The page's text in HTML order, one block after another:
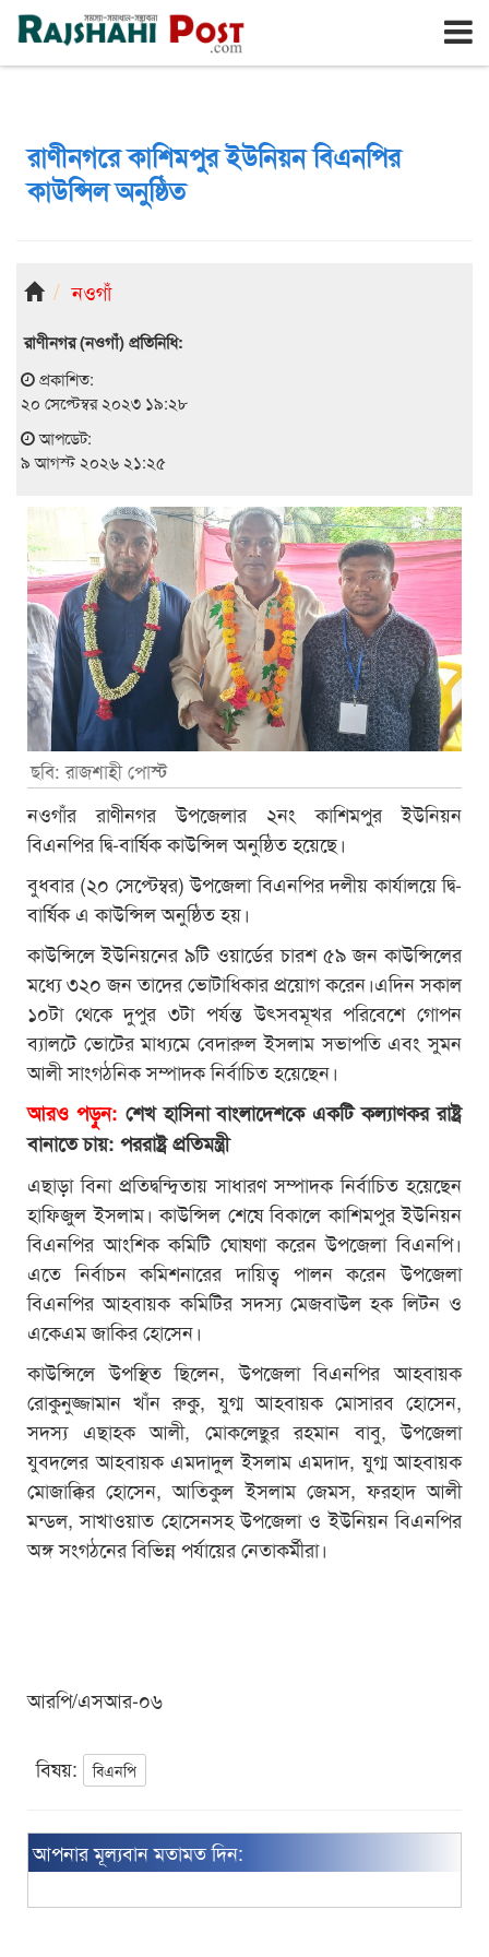
রাজশাহী রবিবার, ৯ই আগস্ট ২০২৬, ২৬শে শ্রাবণ ১৪৩৩
রাণীনগরে কাশিমপুর ইউনিয়ন বিএনপির
কাউন্সিল অনুষ্ঠিত
নওগাঁ
রাণীনগর (নওগাঁ) প্রতিনিধি:
প্রকাশিত:
২০ সেপ্টেম্বর ২০২৩ ১৯:২৮
আপডেট:
৯ আগস্ট ২০২৬ ২১:২৫
ছবি: রাজশাহী পোস্ট
নওগাঁর রাণীনগর উপজেলার ২নং কাশিমপুর ইউনিয়ন
বিএনপির দ্বি-বার্ষিক কাউন্সিল অনুষ্ঠিত হয়েছে।
বুধবার (২০ সেপ্টেম্বর) উপজেলা বিএনপির দলীয় কার্যালয়ে দ্বি-
বার্ষিক এ কাউন্সিল অনুষ্ঠিত হয়।
কাউন্সিলে ইউনিয়নের ৯টি ওয়ার্ডের চারশ ৫৯ জন কাউন্সিলের
মধ্যে ৩২০ জন তাদের ভোটাধিকার প্রয়োগ করেন।এদিন সকাল
১০টা থেকে দুপুর ৩টা পর্যন্ত উৎসবমূখর পরিবেশে গোপন
ব্যালটে ভোটের মাধ্যমে বেদারুল ইসলাম সভাপতি এবং সুমন
আলী সাংগঠনিক সম্পাদক নির্বাচিত হয়েছেন।
আরও পড়ুন: শেখ হাসিনা বাংলাদেশকে একটি কল্যাণকর রাষ্ট্র
বানাতে চায়: পররাষ্ট্র প্রতিমন্ত্রী
এছাড়া বিনা প্রতিদ্বন্দ্বিতায় সাধারণ সম্পাদক নির্বাচিত হয়েছেন
হাফিজুল ইসলাম। কাউন্সিল শেষে বিকালে কাশিমপুর ইউনিয়ন
বিএনপির আংশিক কমিটি ঘোষণা করেন উপজেলা বিএনপি।
এতে নির্বাচন কমিশনারের দায়িত্ব পালন করেন উপজেলা
বিএনপির আহবায়ক কমিটির সদস্য মেজবাউল হক লিটন ও
একেএম জাকির হোসেন।
কাউন্সিলে উপস্থিত ছিলেন, উপজেলা বিএনপির আহবায়ক
রোকুনুজ্জামান খাঁন রুকু, যুগ্ম আহবায়ক মোসারব হোসেন,
সদস্য এছাহক আলী, মোকলেছুর রহমান বাবু, উপজেলা
যুবদলের আহবায়ক এমদাদুল ইসলাম এমদাদ, যুগ্ম আহবায়ক
মোজাক্কির হোসেন, আতিকুল ইসলাম জেমস, ফরহাদ আলী
মন্ডল, সাখাওয়াত হোসেনসহ উপজেলা ও ইউনিয়ন বিএনপির
অঙ্গ সংগঠনের বিভিন্ন পর্যায়ের নেতাকর্মীরা।
আরপি/এসআর-০৬
বিষয়: বিএনপি
আপনার মূল্যবান মতামত দিন: